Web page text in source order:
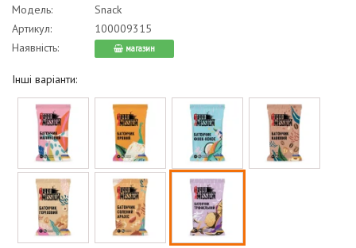
Модель:
Snack
Артикул:
100009315
Наявність:
магазин
Інші варіанти: